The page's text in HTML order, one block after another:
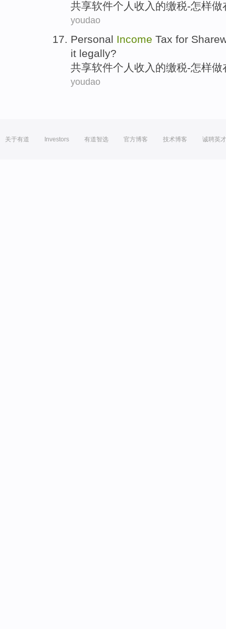
共享软件个人 收入 的缴税-怎样做
youdao
Personal Income Tax for
it legally?
共享软件个人 收入 的缴税-怎样做
youdao
关于有道 Investors 有道智选 官方博客 技术博客 诚聘英才